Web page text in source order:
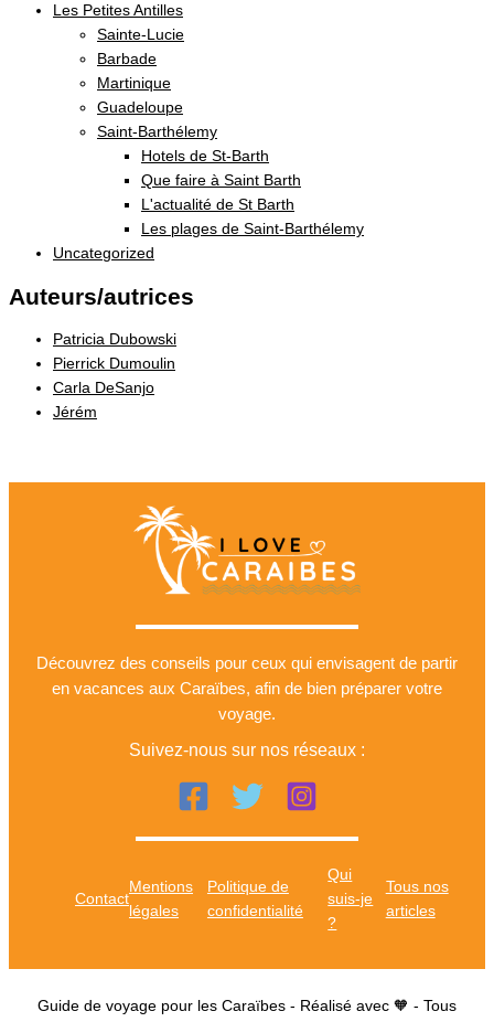
Les Petites Antilles
Sainte-Lucie
Barbade
Martinique
Guadeloupe
Saint-Barthélemy
Hotels de St-Barth
Que faire à Saint Barth
L'actualité de St Barth
Les plages de Saint-Barthélemy
Uncategorized
Auteurs/autrices
Patricia Dubowski
Pierrick Dumoulin
Carla DeSanjo
Jérém
Découvrez des conseils pour ceux qui envisagent de partir
en vacances aux Caraïbes, afin de bien préparer votre
voyage.
Suivez-nous sur nos réseaux :
Contact
Mentions
légales
Politique de
confidentialité
Qui
suis-je
?
Tous nos
articles
Guide de voyage pour les Caraïbes - Réalisé avec 🧡 - Tous